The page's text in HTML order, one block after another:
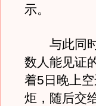
示。
与此同时
数人能见证
着5日晚上
炬，随后交